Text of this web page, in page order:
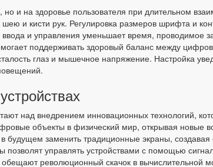
и на здоровье пользователя при длительном
и кисти рук. Регулировка размеров шрифта и
и управления уменьшает время, проводимое
поддерживать здоровый баланс между
глаз и мышечное напряжение. Настройка
над внедрением инновационных технологий,
объекты в физический мир, открывая новые
будущем заменить традиционные экраны,
управлять устройствами с помощью
революционный скачок в вычислительной